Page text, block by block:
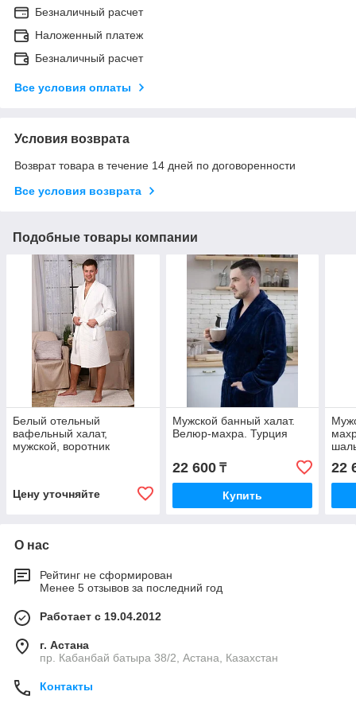
Безналичный расчет
Наложенный платеж
Безналичный расчет
Все условия оплаты
Условия возврата
Возврат товара в течение 14 дней по договоренности
Все условия возврата
Подобные товары компании
Белый отельный
вафельный халат,
мужской, воротник
Цену уточняйте
Мужской банный халат.
Велюр-махра. Турция
22 600₸
Купить
22
О нас
Рейтинг не сформирован
Менее 5 отзывов за последний год
Работает с 19.04.2012
г. Астана
пр. Кабанбай батыра 38/2, Астана, Казахстан
Контакты